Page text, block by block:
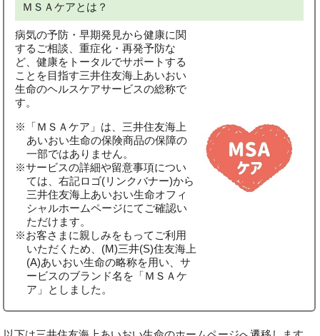
ＭＳＡケアとは？
病気の予防・早期発見から健康に関
するご相談、重症化・再発予防な
ど、健康をトータルでサポートする
ことを目指す三井住友海上あいおい
生命のヘルスケアサービスの総称で
す。
※「ＭＳＡケア」は、三井住友海上
あいおい生命の保険商品の保障の
一部ではありません。
※サービスの詳細や留意事項につい
ては、右記ロゴ(リンクバナー)から
三井住友海上あいおい生命オフィ
シャルホームページにてご確認い
ただけます。
※お客さまに親しみをもってご利用
いただくため、(M)三井(S)住友海上
(A)あいおい生命の略称を用い、サ
ービスのブランド名を「ＭＳＡケ
ア」としました。